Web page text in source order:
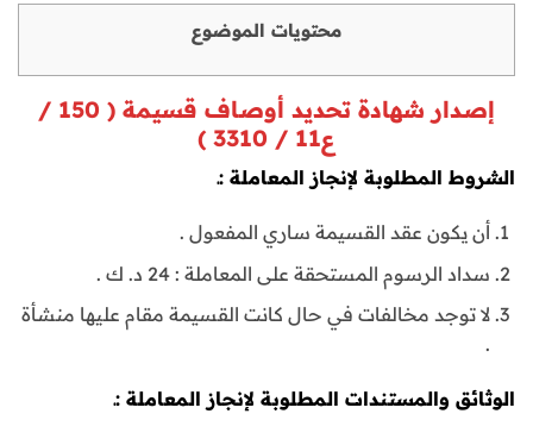
محتويات الموضوع
إصدار شهادة تحديد أوصاف قسيمة ( 150 /
ع11 / 3310 )
الشروط المطلوبة لإنجاز المعاملة :ـ
أن يكون عقد القسيمة ساري المفعول .
سداد الرسوم المستحقة على المعاملة : 24 د. ك .
لا توجد مخالفات في حال كانت القسيمة مقام عليها منشأة
.
الوثائق والمستندات المطلوبة لإنجاز المعاملة :ـ